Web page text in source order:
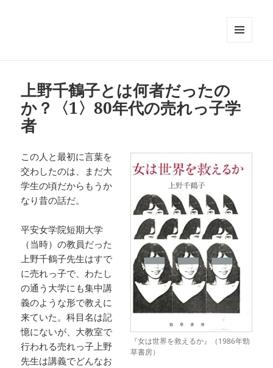
上野千鶴子とは何者だったの
か？〈1〉80年代の売れっ子学
者
『女は世界を救えるか』（1986年勁
草書房）
この人と最初に言葉を
交わしたのは、まだ大
学生の頃だからもうか
なり昔の話だ。
平安女学院短期大学
（当時）の教員だった
上野千鶴子先生はすで
に売れっ子で、わたし
の通う大学にも集中講
義のような形で教えに
来ていた。科目名は記
憶にないが、大教室で
行われる売れっ子上野
先生は講義でどんなお